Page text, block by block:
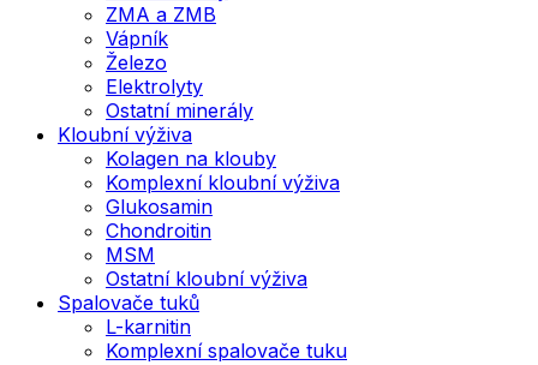
ZMA a ZMB
Vápník
Železo
Elektrolyty
Ostatní minerály
Kloubní výživa
Kolagen na klouby
Komplexní kloubní výživa
Glukosamin
Chondroitin
MSM
Ostatní kloubní výživa
Spalovače tuků
L-karnitin
Komplexní spalovače tuku